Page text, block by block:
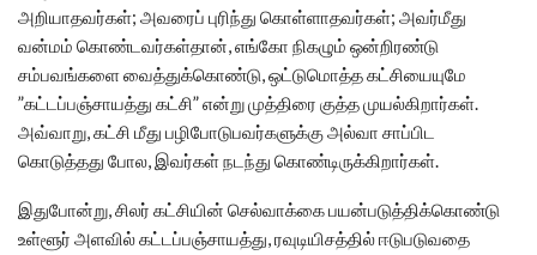
அறியாதவர்கள்; அவரைப் புரிந்து கொள்ளாதவர்கள்; அவர்மீது
வன்மம் கொண்டவர்கள்தான், எங்கோ நிகழும் ஒன்றிரண்டு
சம்பவங்களை வைத்துக்கொண்டு, ஒட்டுமொத்த கட்சியையுமே
”கட்டப்பஞ்சாயத்து கட்சி” என்று முத்திரை குத்த முயல்கிறார்கள்.
அவ்வாறு, கட்சி மீது பழிபோடுபவர்களுக்கு அல்வா சாப்பிட
கொடுத்தது போல, இவர்கள் நடந்து கொண்டிருக்கிறார்கள்.
இதுபோன்று, சிலர் கட்சியின் செல்வாக்கை பயன்படுத்திக்கொண்டு
உள்ளூர் அளவில் கட்டப்பஞ்சாயத்து, ரவுடியிசத்தில் ஈடுபடுவதை